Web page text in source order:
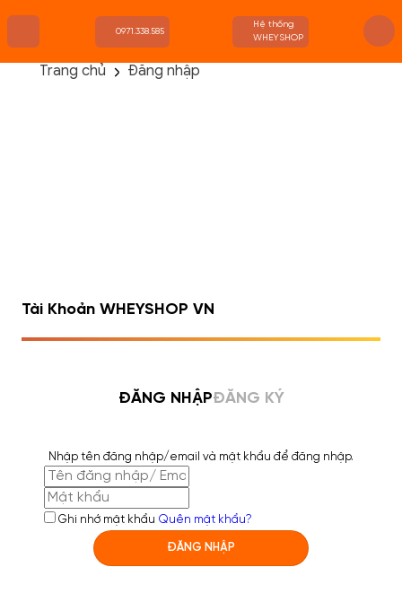
0971.338.585
Hệ thống
WHEYSHOP
Trang chủ Đăng nhập
Tài Khoản WHEYSHOP VN
ĐĂNG NHẬPĐĂNG KÝ
Nhập tên đăng nhập/email và mật khẩu để đăng nhập.
Ghi nhớ mật khẩu Quên mật khẩu?
ĐĂNG NHẬP